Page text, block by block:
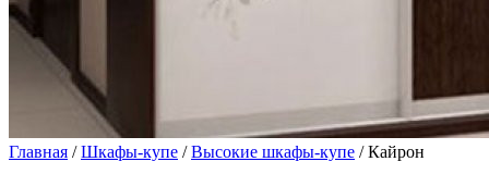
Главная /Шкафы-купе /Высокие шкафы-купе / Кайрон